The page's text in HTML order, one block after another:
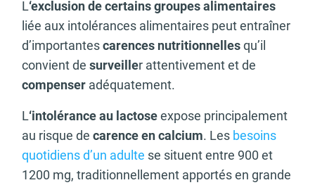
L‘exclusion de certains groupes alimentaires
liée aux intolérances alimentaires peut entraîner
d’importantescarences nutritionnellesqu’il
convient de surveiller attentivement et de
compenser adéquatement.
L‘intolérance au lactoseexpose principalement
au risque de carence en calcium. Les besoins
quotidiens d’un adulte se situent entre 900 et
1200 mg, traditionnellement apportés en grande